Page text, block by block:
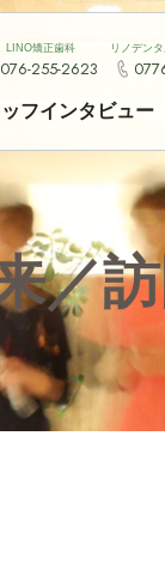
LINO矯正歯科
076-255-2623
リノデン
フインタビュー
／